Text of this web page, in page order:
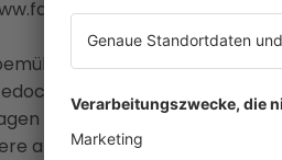
liferadio
stets technisch
begründen allfällige
der Mitarbeiter von Life
aber keinen Anspruch des